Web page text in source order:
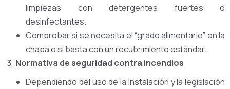
limpiezas con detergentes fuertes o
desinfectantes.
Comprobar si se necesita el “grado alimentario” en la
chapa o si basta con un recubrimiento estándar.
Normativa de seguridad contra incendios
Dependiendo del uso de la instalación y la legislación